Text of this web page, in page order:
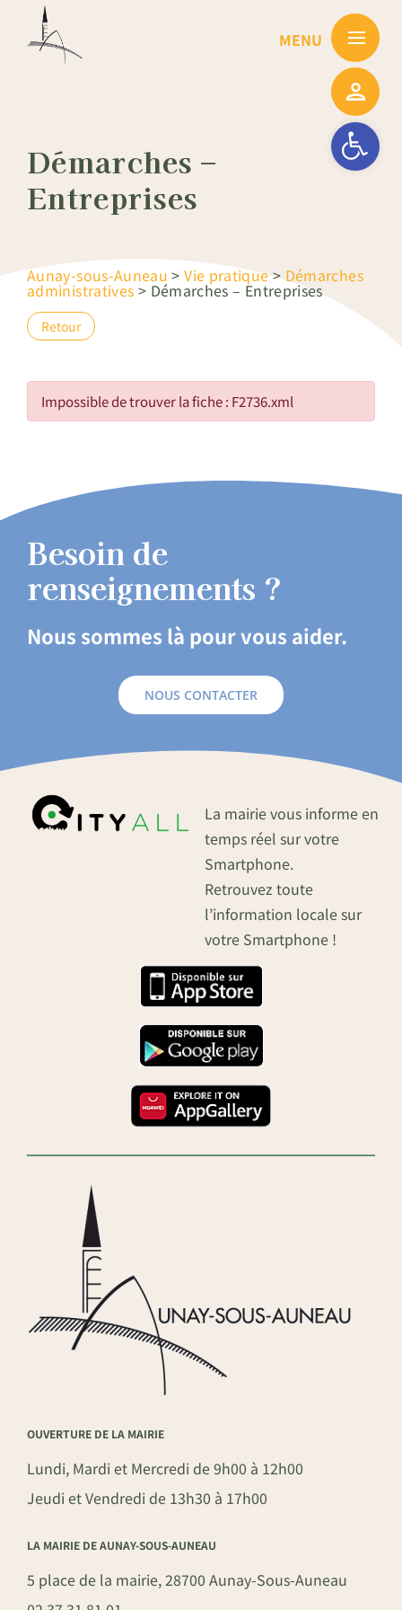
Ouvrir la
Démarches –
Entreprises
Aunay-sous-Auneau >Vie pratique>Démarches
administratives > Démarches – Entreprises
Retour
Impossible de trouver la fiche : F2736.xml
Besoin de
renseignements ?
Nous sommes là pour vous aider.
NOUS CONTACTER
La mairie vous informe en
temps réel sur votre
Smartphone.
Retrouvez toute
l’information locale sur
votre Smartphone !
OUVERTURE DE LA MAIRIE
Lundi, Mardi et Mercredi de 9h00 à 12h00
Jeudi et Vendredi de 13h30 à 17h00
LA MAIRIE DE AUNAY-SOUS-AUNEAU
5 place de la mairie, 28700 Aunay-Sous-Auneau